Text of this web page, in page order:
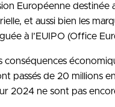
Européenne destinée
et aussi bien les
à l’EUIPO (Office
conséquences
passés de 20 millions
2024 ne sont pas